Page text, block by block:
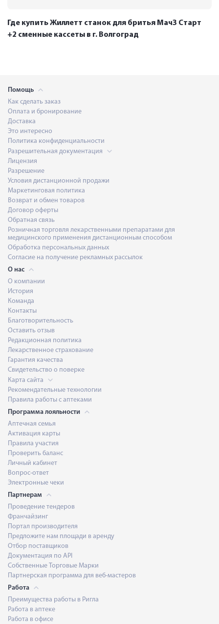
Где купить Жиллетт станок для бритья Мач3 Старт
+2 сменные кассеты в г. Волгоград
Помощь
Как сделать заказ
Оплата и бронирование
Доставка
Это интересно
Политика конфиденциальности
Разрешительная документация
Лицензия
Разрешение
Условия дистанционной продажи
Маркетинговая политика
Возврат и обмен товаров
Договор оферты
Обратная связь
Розничная торговля лекарственными препаратами для
медицинского применения дистанционным способом
Обработка персональных данных
Согласие на получение рекламных рассылок
О нас
О компании
История
Команда
Контакты
Благотворительность
Оставить отзыв
Редакционная политика
Лекарственное страхование
Гарантия качества
Свидетельство о поверке
Карта сайта
Рекомендательные технологии
Правила работы с аптеками
Программа лояльности
Аптечная семья
Активация карты
Правила участия
Проверить баланс
Личный кабинет
Вопрос-ответ
Электронные чеки
Партнерам
Проведение тендеров
Франчайзинг
Портал производителя
Предложите нам площади в аренду
Отбор поставщиков
Документация по API
Собственные Торговые Марки
Партнерская программа для веб-мастеров
Работа
Преимущества работы в Ригла
Работа в аптеке
Работа в офисе